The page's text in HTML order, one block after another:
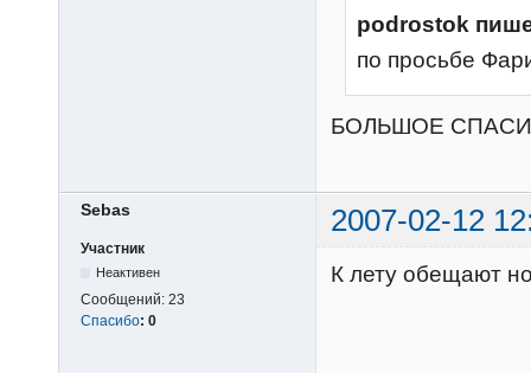
podrostok
по просьбе
БОЛЬШОЕ
Sebas 2007-02-12
Участник
Неактивен
Сообщений: 23
Спасибо: 0
К лету обещают